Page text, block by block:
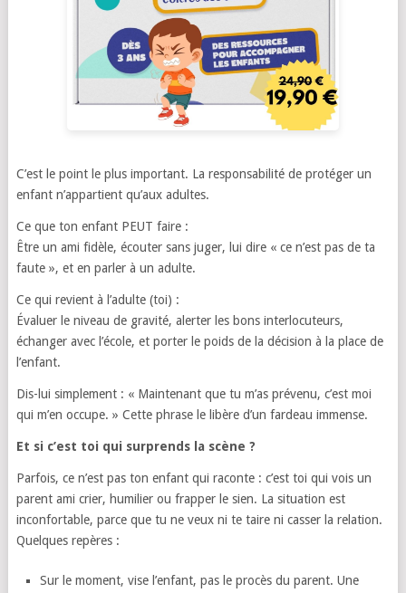
C’est le point le plus important. La responsabilité de protéger un
enfant n’appartient qu’aux adultes.
Ce que ton enfant PEUT faire :
Être un ami fidèle, écouter sans juger, lui dire « ce n’est pas de ta
faute », et en parler à un adulte.
Ce qui revient à l’adulte (toi) :
Évaluer le niveau de gravité, alerter les bons interlocuteurs,
échanger avec l’école, et porter le poids de la décision à la place de
l’enfant.
Dis-lui simplement : « Maintenant que tu m’as prévenu, c’est moi
qui m’en occupe. » Cette phrase le libère d’un fardeau immense.
Et si c’est toi qui surprends la scène ?
Parfois, ce n’est pas ton enfant qui raconte : c’est toi qui vois un
parent ami crier, humilier ou frapper le sien. La situation est
inconfortable, parce que tu ne veux ni te taire ni casser la relation.
Quelques repères :
Sur le moment, vise l’enfant, pas le procès du parent. Une